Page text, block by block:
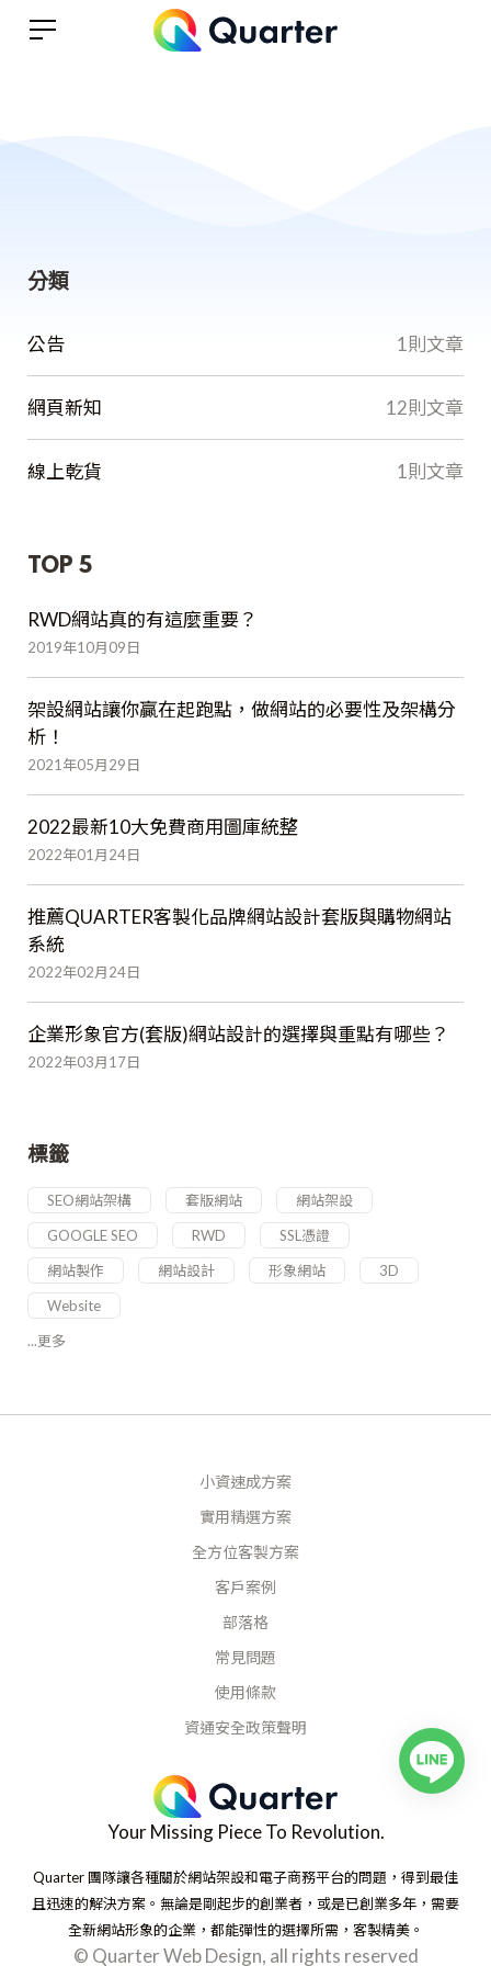
分類
公告 1則文章
網頁新知 12則文章
線上乾貨 1則文章
TOP 5
RWD網站真的有這麼重要？
2019年10月09日
架設網站讓你贏在起跑點，做網站的必要性及架構分
析！
2021年05月29日
2022最新10大免費商用圖庫統整
2022年01月24日
推薦QUARTER客製化品牌網站設計套版與購物網站
系統
2022年02月24日
企業形象官方(套版)網站設計的選擇與重點有哪些？
2022年03月17日
標籤
SEO網站架構 套版網站
網站架設
GOOGLE SEO
RWD
SSL憑證
網站製作
網站設計 形象網站
3D
Website
...更多
小資速成方案
實用精選方案
全方位客製方案
客戶案例
部落格
常見問題
使用條款
資通安全政策聲明
Your Missing Piece To Revolution.
Quarter 團隊讓各種關於網站架設和電子商務平台的問題，得到最佳
且迅速的解決方案。無論是剛起步的創業者，或是已創業多年，需要
全新網站形象的企業，都能彈性的選擇所需，客製精美。
© Quarter Web Design, all rights reserved